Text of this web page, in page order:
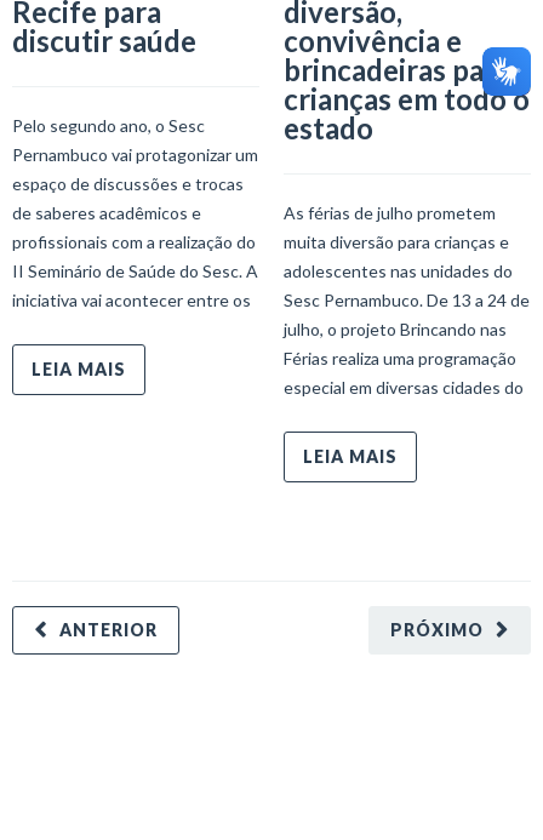
Recife para
discutir saúde
Pelo segundo ano, o Sesc
Pernambuco vai protagonizar um
espaço de discussões e trocas
de saberes acadêmicos e
profissionais com a realização do
II Seminário de Saúde do Sesc. A
iniciativa vai acontecer entre os
LEIA MAIS
diversão,
convivência e
brincadeiras para
crianças em todo o
estado
As férias de julho prometem
muita diversão para crianças e
adolescentes nas unidades do
Sesc Pernambuco. De 13 a 24 de
julho, o projeto Brincando nas
Férias realiza uma programação
especial em diversas cidades do
LEIA MAIS
PRÓXIMO
ANTERIOR